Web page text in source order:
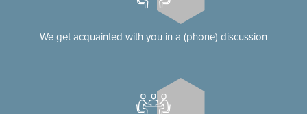
We get acquainted with you in a (phone) discussion